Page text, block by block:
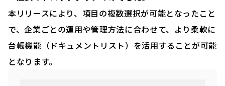
本リリースにより、項目の複数選択が可能となったこと
で、企業ごとの運用や管理方法に合わせて、より柔軟に
台帳機能（ドキュメントリスト）を活用することが可能
となります。